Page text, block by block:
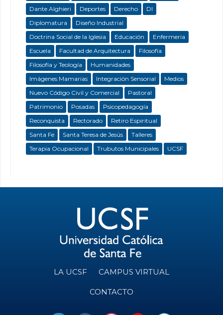
Dante Alghieri
Deportes Derecho
DI
Diplomatura
Diseño Industrial
Doctrina Social de la Iglesia
Educación
Enfermeria
Escuela
Facultad de Arquitectura
Filosofía
Filosofía y Teología
Humanidades
Imágenes Mamarias
Integración Sensorial
Medios
Nuevo Código Civil y Comercial
Pastoral
Patrimonio
Posadas
Psicopedagogía
Reconquista
Rectorado
Retiro Espiritual
Santa Fe
Santa Teresa de Jesús
Talleres
Terapia Ocupacional
Trubutos Municipales UCSF
LA UCSF CAMPUS VIRTUAL
CONTACTO